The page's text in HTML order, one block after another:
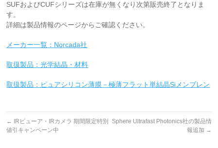
SUFおよびCUFシリーズは在庫が無くなり次第販売終了となりま
す。
詳細は製品情報のページからご確認ください。
メーカー一覧：Norcada社
取扱製品：光学結晶・材料
取扱製品：ピュアシリコン薄膜－極薄フラット単結晶Siメンブレン
←
IRビューア・IRカメラ 期間限定特別
値引キャンペーン中
Sphere Ultrafast Photonics社の製品情
報追加 →